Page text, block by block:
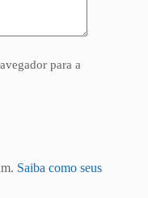
para a
Saiba como seus